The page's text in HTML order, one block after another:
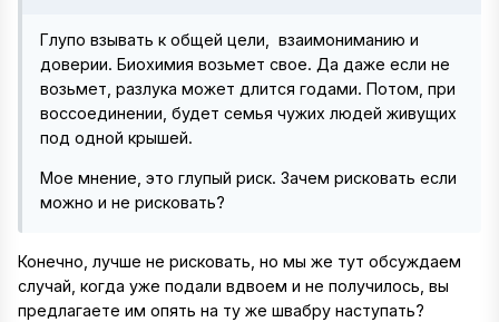
Глупо взывать к общей цели, взаимониманию и
доверии. Биохимия возьмет свое. Да даже если не
возьмет, разлука может длится годами. Потом, при
воссоединении, будет семья чужих людей живущих
под одной крышей.
Мое мнение, это глупый риск. Зачем рисковать если
можно и не рисковать?
Конечно, лучше не рисковать, но мы же тут обсуждаем
случай, когда уже подали вдвоем и не получилось, вы
предлагаете им опять на ту же швабру наступать?